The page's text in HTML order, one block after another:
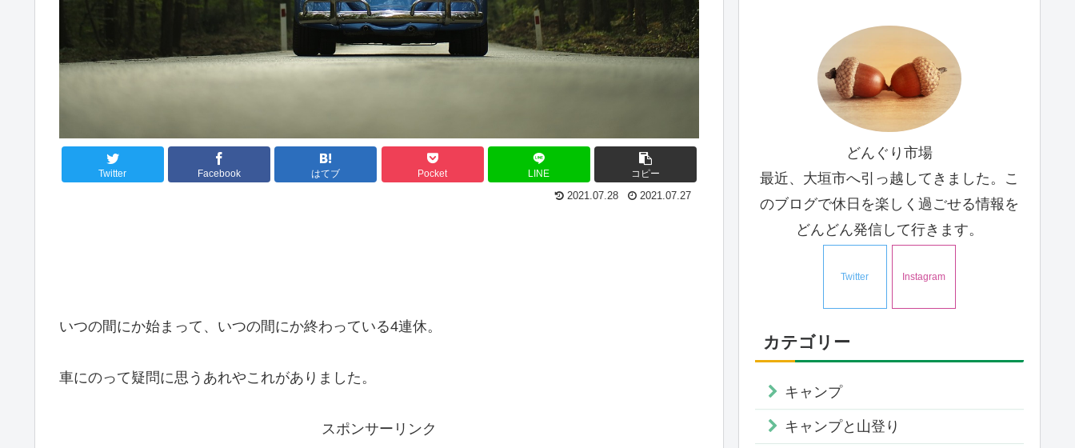
Twitter Facebook はてブ Pocket LINE コピー
2021.07.28 2021.07.27
いつの間にか始まって、いつの間にか終わっている4連休。
車にのって疑問に思うあれやこれがありました。
スポンサーリンク
どんぐり市場
最近、大垣市へ引っ越してきました。こ
のブログで休日を楽しく過ごせる情報を
どんどん発信して行きます。
Twitter Instagram
カテゴリー
キャンプ
キャンプと山登り